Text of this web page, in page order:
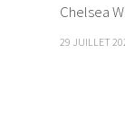
Chelsea
29 JUILLET